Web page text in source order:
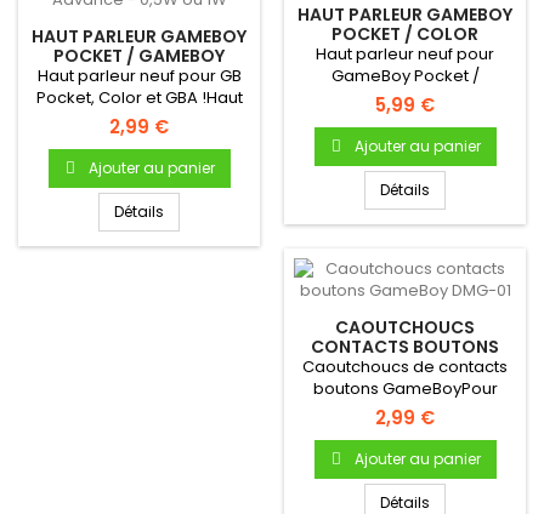
HAUT PARLEUR GAMEBOY
POCKET / GAMEBOY
COLOR / ADVANCE -
0,5W OU 1W
Haut parleur neuf pour GB
Pocket, Color et GBA !Haut
parleur (enceinte)...
2,99 €
Ajouter au panier
Détails
HAUT PARLEUR GAMEBOY
POCKET / COLOR
Haut parleur neuf pour
GameBoy Pocket /
ColorHaut parleur
(enceinte)...
5,99 €
Ajouter au panier
Détails
CAOUTCHOUCS
CONTACTS BOUTONS
GAMEBOY DMG-01
Caoutchoucs de contacts
boutons GameBoyPour
Gameboy "FAT" DMG-01
Bouton A...
2,99 €
Ajouter au panier
Détails